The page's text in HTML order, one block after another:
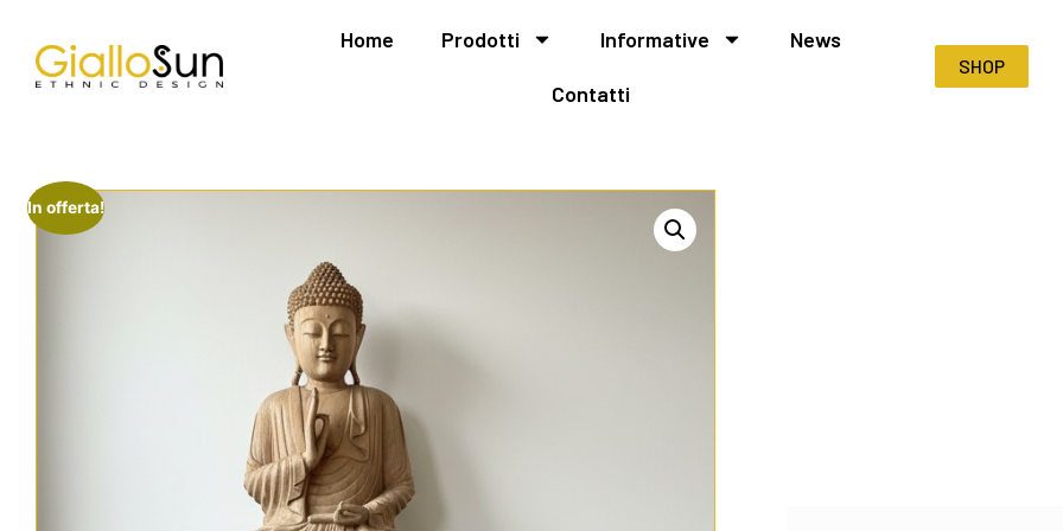
Home Prodotti Informative News
Contatti
SHOP
In offerta!